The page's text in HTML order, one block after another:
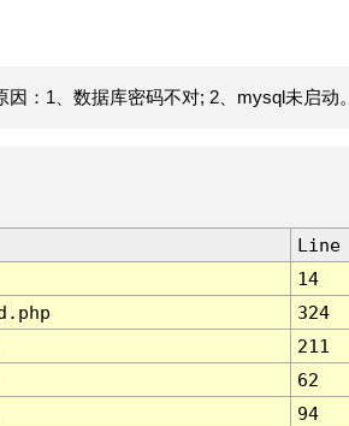
：1、数据库密码不对; 2、mysql未启动。
Line
14
324
211
62
94